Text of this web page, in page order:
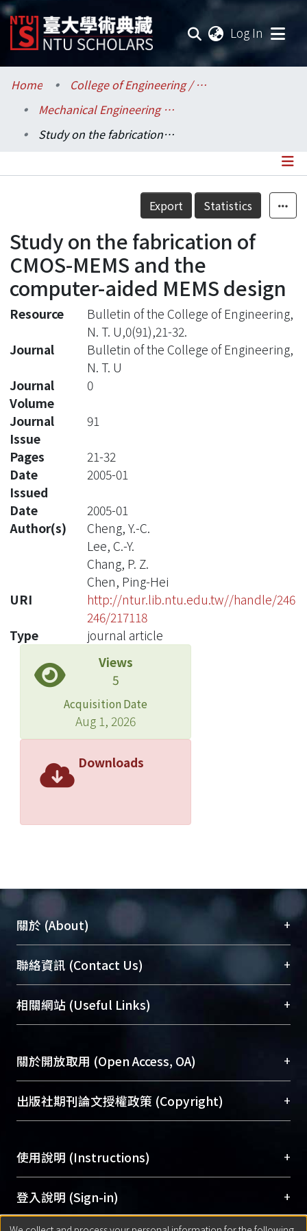
Log In
Communities & Collections
Research Outputs
Statistics
Home
College of Engineering / 工學院
Mechanical Engineering / 機械工程學系
Study on the fabrication of CMOS-MEMS and the computer-aided MEMS design
Details
Export Statistics
Study on the fabrication of
CMOS-MEMS and the
computer-aided MEMS design
Resource
Bulletin of the College of Engineering,
N. T. U,0(91),21-32.
Journal
Bulletin of the College of Engineering,
N. T. U
Journal
Volume
0
Journal
Issue
91
Pages
21-32
Date
Issued
2005-01
Date
2005-01
Author(s)
Cheng, Y.-C.
Lee, C.-Y.
Chang, P. Z.
Chen, Ping-Hei
URI
http://ntur.lib.ntu.edu.tw//handle/246
246/217118
Type
journal article
Views
5
Acquisition Date
Aug 1, 2026
Downloads
關於 (About) +
臺大位居世界頂尖大學之列，為永久珍藏及向國際
展現本校豐碩的研究成果及學術能量，圖書館整合
機構典藏（NTUR）與學術庫（AH）不同功能平
台，成為臺大學術典藏NTU scholars。期能整合研
成果。
To permanently archive and promote researcher
profiles and scholarly works, Library integrates the
services of “NTU Repository” with “Academic
聯絡資訊 (Contact Us) +
總館學科館員(Main Library)
醫學圖書館學科館員(Medical Library)
Sciences Library)
相關網站 (Useful Links) +
關於開放取用 (Open Access, OA) +
開放取用是從使用者角度提升資訊取用性的社會運
動，應用在學術研究上是透過將研究著作公開供使
用逐年攀升。同時可加速研究發展、提升研究影響
Archive）平台。 （點選深入了解OA）
出版社期刊論文授權政策 (Copyright) +
含部分內容的版權非匯入者所有，或由第三方贊
助與合作完成，請確認該版權所有者及第三方同
意提供此授權。
Please represent that the submission is your
使用說明 (Instructions) +
網站簡介(Quickstart Guide)
使用手冊(Instruction Manual)
登入說明 (Sign-in) +